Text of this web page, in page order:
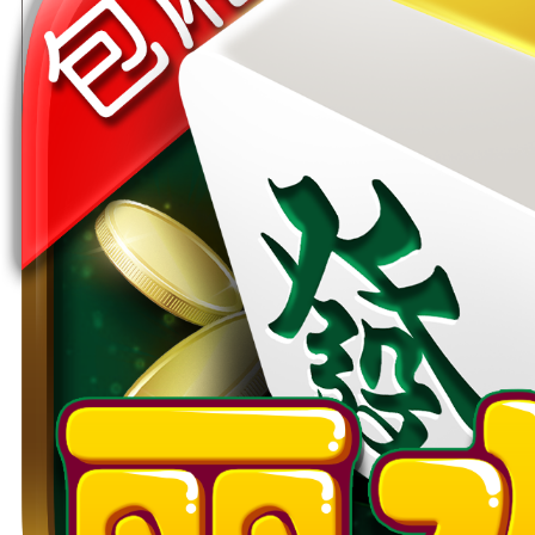
苹果版下载
扫黑除恶、利国利民、举报黑恶、人人有责
边锋违规封 号公告 [06-19]
历史玩家召回通知
[08-29]
浙江游戏大厅安卓版下载新版好玩吗？浙江游戏大厅安卓版从哪里下载免费好玩？
浙江游戏大厅手机版官网下载免费吗？浙江游戏大厅手机版怎么下载安装说明
嵊州麻将规则介绍：嵊州麻将怎么玩 嵊州麻将新手指南 [06-16]
平阳台炮技巧玩法说明介绍 平阳台炮麻将玩法说明详解
[06-16]
宝宝临海游戏官方下载最新版规则介绍 下载安装方式说明
[06-16]
如何提高呼和浩特麻将玩法胡牌几率？呼和浩特麻将有什么秘诀不输
[06-15]
历史用户召回通知
[05-18]
火拼双扣游戏下载安装便捷吗？适合新手试玩选择吗？ [06-16]
衢州双扣游戏下载规则介绍 衢州双扣游戏规则盘点 [06-15]
温州双扣游戏大厅怎么玩儿 温州双扣游戏大厅怎么玩儿能赢？ [06-13]
分分钟教你学会火拼双扣规则技巧火拼双扣技巧分析
[06-10]
温州双扣技巧攻略 浙江游戏大厅温州双扣好玩在哪里？ [06-07]
浙江双扣游戏下载安装有什么注意事项？下载浙江双扣的方法有吗？
[06-06]
湖州红十打法有哪些？湖州红十游戏怎么玩？
[06-02]
Chess game